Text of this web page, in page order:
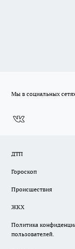
Мы в социальных
ДТП
Гороскоп
Происшествия
ЖКХ
Политика
пользователей.